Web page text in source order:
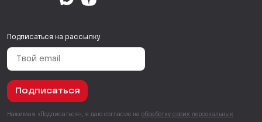
Подписаться на рассылку
Подписаться
Нажимая «Подписаться», я даю согласие на обработку своих персональных